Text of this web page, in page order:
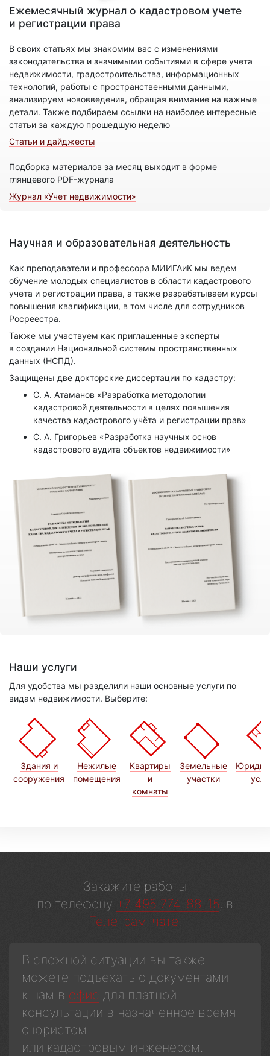
Ежемесячный журнал о кадастровом учете
и регистрации права
В своих статьях мы знакомим вас с изменениями
законодательства и значимыми событиями в сфере учета
недвижимости, градостроительства, информационных
технологий, работы с пространственными данными,
анализируем нововведения, обращая внимание на важные
детали. Также подбираем ссылки на наиболее интересные
статьи за каждую прошедшую неделю
Статьи и дайджесты
Подборка материалов за месяц выходит в форме
глянцевого PDF-журнала
Журнал «Учет недвижимости»
Научная и образовательная деятельность
Как преподаватели и профессора МИИГАиК мы ведем
обучение молодых специалистов в области кадастрового
учета и регистрации права, а также разрабатываем курсы
повышения квалификации, в том числе для сотрудников
Росреестра.
Также мы участвуем как приглашенные эксперты
в создании Национальной системы пространственных
данных (НСПД).
Защищены две докторские диссертации по кадастру:
С. А. Атаманов «Разработка методологии
кадастровой деятельности в целях повышения
качества кадастрового учёта и регистрации прав»
С. А. Григорьев «Разработка научных основ
кадастрового аудита объектов недвижимости»
Наши услуги
Для удобства мы разделили наши основные услуги по
видам недвижимости. Выберите:
Здания и
сооружения
Нежилые
помещения
Квартиры
и
комнаты
Земельные
участки
Закажите работы
по телефону +7 495 774-88-15, в
Телеграм-чате.
В сложной ситуации вы также
можете подъехать с документами
к нам в офис для платной
консультации в назначенное время
с юристом
или кадастровым инженером.